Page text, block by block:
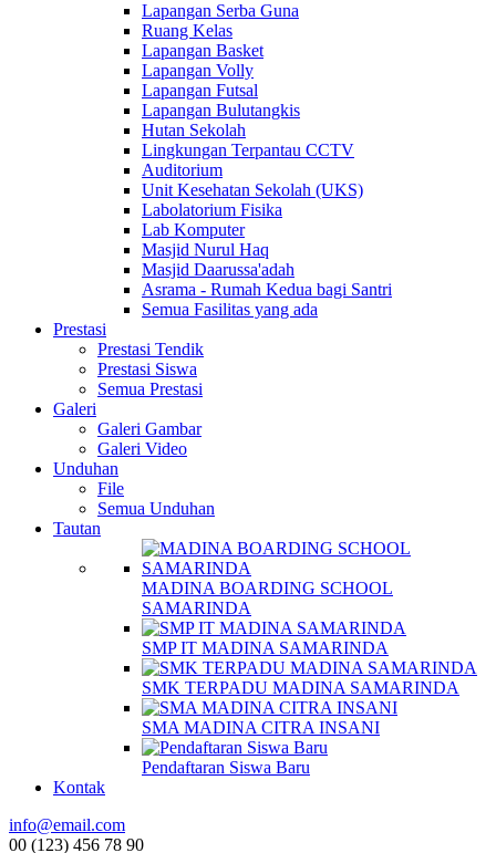
Lapangan Serba Guna
Ruang Kelas
Lapangan Basket
Lapangan Volly
Lapangan Futsal
Lapangan Bulutangkis
Hutan Sekolah
Lingkungan Terpantau CCTV
Auditorium
Unit Kesehatan Sekolah (UKS)
Labolatorium Fisika
Lab Komputer
Masjid Nurul Haq
Masjid Daarussa'adah
Asrama - Rumah Kedua bagi Santri
Semua Fasilitas yang ada
Prestasi
Prestasi Tendik
Prestasi Siswa
Semua Prestasi
Galeri
Galeri Gambar
Galeri Video
Unduhan
File
Semua Unduhan
Tautan
MADINA BOARDING SCHOOL
SAMARINDA
SMP IT MADINA SAMARINDA
SMK TERPADU MADINA SAMARINDA
SMA MADINA CITRA INSANI
Pendaftaran Siswa Baru
Kontak
info@email.com
00 (123) 456 78 90